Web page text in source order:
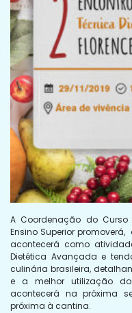
A Coordenação do
Ensino Superior promoverá,
acontecerá como
Dietética Avançada e
culinária brasileira,
e a melhor utilização
acontecerá na próxima
próxima à cantina.